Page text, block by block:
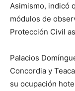
Asimismo, indicó
módulos de
Protección Civil
Palacios
Concordia y
su ocupación